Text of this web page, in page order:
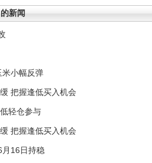
的新闻
米小幅反弹
把握逢低买入机会
轻仓参与
把握逢低买入机会
16日持稳